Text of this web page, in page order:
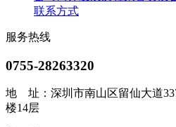
联系方式
服务热线
0755-28263320
地 址： 深圳市南山区留仙大道
楼14层